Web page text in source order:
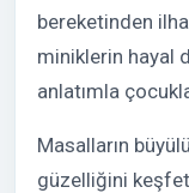
bereketinden
miniklerin hayal
anlatımla
Masalların
güzelliğini